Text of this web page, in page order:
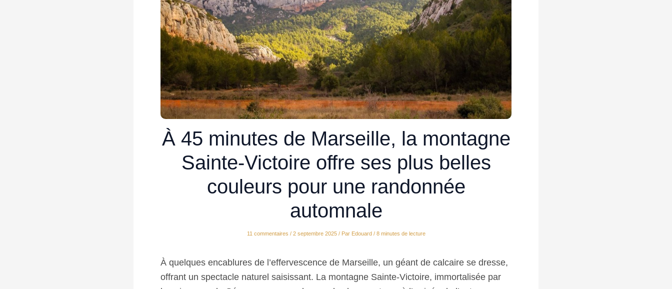
À 45 minutes de Marseille, la montagne
Sainte-Victoire offre ses plus belles
couleurs pour une randonnée
automnale
11 commentaires / 2 septembre 2025 / Par Edouard / 8 minutes de lecture
À quelques encablures de l’effervescence de Marseille, un géant de calcaire se dresse,
offrant un spectacle naturel saisissant. La montagne Sainte-Victoire, immortalisée par